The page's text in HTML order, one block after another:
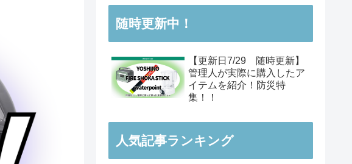
随時更新中！
【更新日7/29 随時更新】
管理人が実際に購入したア
イテムを紹介！防災特
集！！
人気記事ランキング